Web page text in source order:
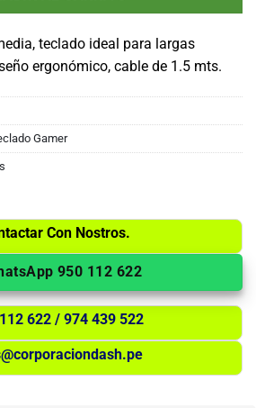
teclado ideal para largas
ergonómico, cable de 1.5 mts.
Gamer
Con Nostros.
950 112 622
622 / 974 439 522